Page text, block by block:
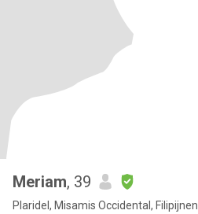
Meriam, 39
Plaridel, Misamis Occidental, Filipijnen